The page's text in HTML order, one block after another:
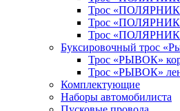
Трос
Трос
Трос
Буксировочный трос
Трос «РЫВОК»
Трос «РЫВОК»
Комплектующие
Наборы автомобилиста